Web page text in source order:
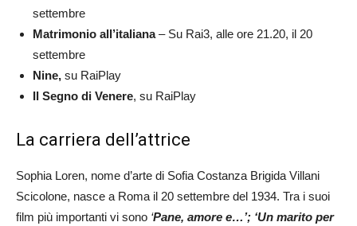
settembre
Matrimonio all’italiana– Su Rai3, alle ore 21.20, il 20
settembre
Nine, su RaiPlay
Il Segno di Venere, su RaiPlay
La carriera dell’attrice
Sophia Loren, nome d’arte di Sofia Costanza Brigida Villani
Scicolone, nasce a Roma il 20 settembre del 1934. Tra i suoi
film più importanti vi sono ‘Pane, amore e…’; ‘Un marito per